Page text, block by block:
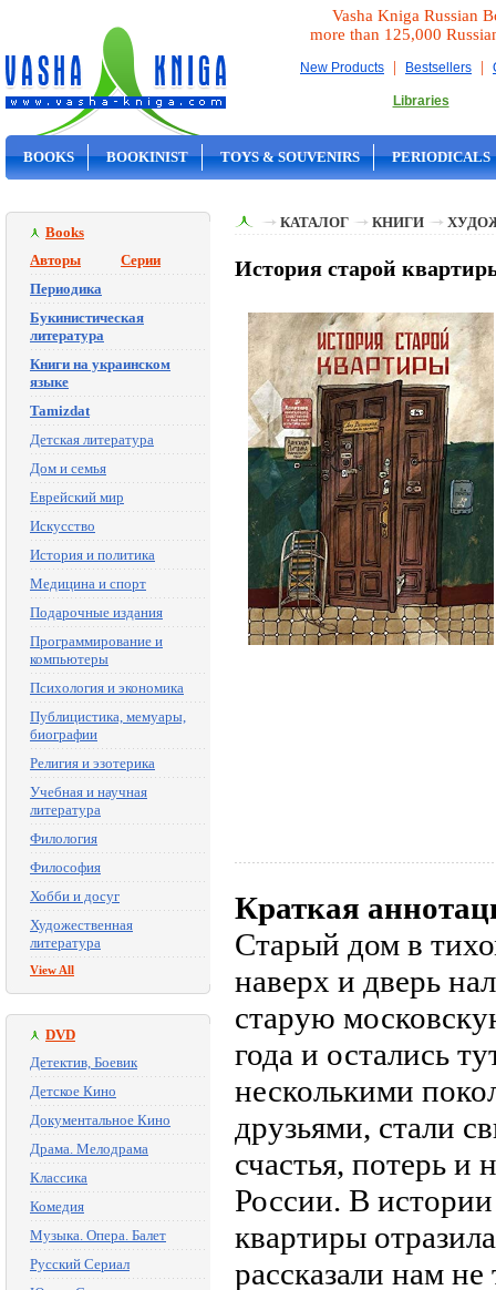
Vasha Kniga Russian
more than 125,000
New Products | Bestsellers |
Libraries
BOOKS BOOKINIST TOYS & SOUVENIRS PERIODICALS
Books
Авторы
Серии
Периодика
Букинистическая
литература
Книги на украинском
языке
Tamizdat
Детская литература
Дом и семья
Еврейский мир
Искусство
История и политика
Медицина и спорт
Подарочные издания
Программирование и
компьютеры
Психология и экономика
Публицистика, мемуары,
биографии
Религия и эзотерика
Учебная и научная
литература
Филология
Философия
Хобби и досуг
Художественная
литература
View All
DVD
Детектив, Боевик
Детское Кино
Документальное Кино
Драма. Мелодрама
Классика
Комедия
Музыка. Опера. Балет
Русский Сериал
КАТАЛОГ КНИГИ
История старой
Краткая
Старый дом в
наверх и дверь
старую
года и остались
несколькими
друзьями, стали
счастья, потерь
России. В
квартиры
рассказали нам